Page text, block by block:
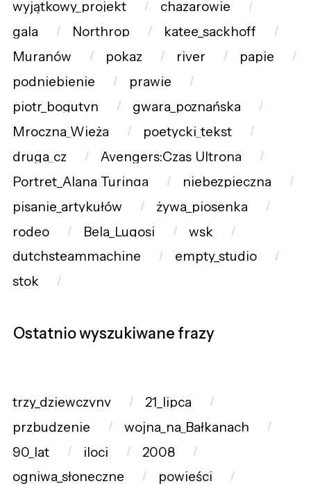
wyjątkowy_projekt
chazarowie
gala
Northrop
katee_sackhoff
Muranów
pokaz river
papie
podniebienie
prawie
piotr_bogutyn
gwara_poznańska
Mroczna_Wieża
poetycki_tekst
druga_cz
Avengers:Czas_Ultrona
Portret_Alana_Turinga
niebezpieczna
pisanie_artykułów
żywa_piosenka
rodeo
Bela_Lugosi
wsk
dutchsteammachine
empty_studio
stok
Ostatnio wyszukiwane frazy
trzy_dziewczyny
21_lipca
przbudzenie
wojna_na_Bałkanach
90_lat
iloci
2008
ogniwa_słoneczne
powieści